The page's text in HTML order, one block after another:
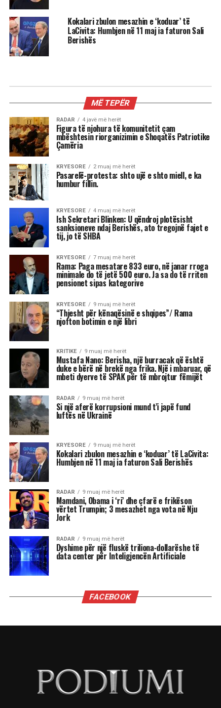
Kokalari zbulon mesazhin e ‘koduar’ të
LaCivita: Humbjen në 11 maj ia faturon Sali
Berishës
MË TEPËR
RADAR 4 javë më herët
Figura të njohura të komunitetit çam
mbështesin riorganizimin e Shoqatës Patriotike
Çamëria
KRYESORE 2 muaj më herët
Pasarelë-protesta: shto ujë e shto miell, e ka
humbur fillin.
KRYESORE 4 muaj më herët
Ish Sekretari Blinken: U qëndroj plotësisht
sanksioneve ndaj Berishës, ato tregojnë fajet e
tij, jo të SHBA
KRYESORE 7 muaj më herët
Rama: Paga mesatare 833 euro, në janar rroga
minimale do të jetë 500 euro. Ja sa do të rriten
pensionet sipas kategorive
KRYESORE 9 muaj më herët
“Thjesht për kënaqësinë e shqipes”/ Rama
njofton botimin e një libri
KRITIKE 9 muaj më herët
Mustafa Nano: Berisha, një burracak që është
duke e bërë në brekë nga frika. Një i mbaruar, që
mbeti dyerve të SPAK për të mbrojtur fëmijët
RADAR 9 muaj më herët
Si një aferë korrupsioni mund t’i japë fund
luftës në Ukrainë
KRYESORE 9 muaj më herët
Kokalari zbulon mesazhin e ‘koduar’ të LaCivita:
Humbjen në 11 maj ia faturon Sali Berishës
RADAR 9 muaj më herët
Mamdani, Obama i ‘ri’ dhe çfarë e frikëson
vërtet Trumpin; 3 mesazhet nga vota në Nju
Jork
RADAR 9 muaj më herët
Dyshime për një fluskë triliona-dollarëshe të
data center për Inteligjencën Artificiale
FACEBOOK